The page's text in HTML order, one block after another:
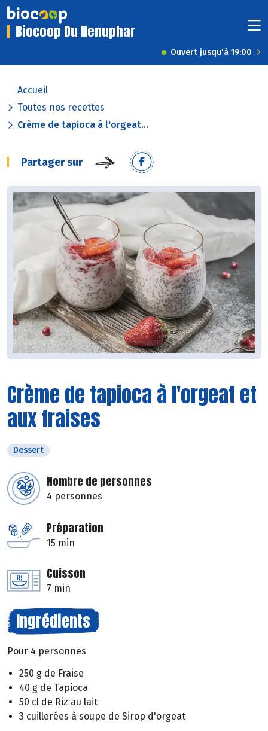
Biocoop Du Nenuphar
Ouvert jusqu'à 19:00
Accueil
Toutes nos recettes
Crème de tapioca à l'orgeat...
Partager sur
Crème de tapioca à l'orgeat et
aux fraises
Dessert
Nombre de personnes
4 personnes
Préparation
15 min
Cuisson
7 min
Ingrédients
Pour 4 personnes
250 g de Fraise
40 g de Tapioca
50 cl de Riz au lait
3 cuillerées à soupe de Sirop d'orgeat